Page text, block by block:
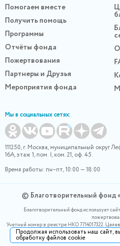
Помогаем вместе
Получить помощь
Программы
Отчёты фонда
Пожертвования
Партнеры и Друзья
Мероприятия фонда
Мы в социальных сетях:
111250, г. Москва, муниципальный округ
16А, этаж 1, пом. I, ком. 21, оф. 45.
Время работы: пн–пт, 10:00 — 18:00
© Благотворительный фонд
Благотворительный фонд использует
Учетный номер в реестре НКО 7714017322.
0400007265, ОГРН 1180400000220. Номер в
Политика
Продолжая использовать наш сайт,
обработку файлов cookie